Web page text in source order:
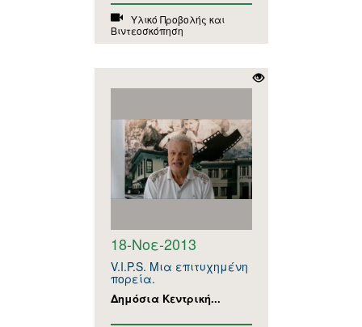
Υλικό Προβολής και
Βιντεοσκόπηση
18-Νοε-2013
V.I.P.S. Μια επιτυχημένη
πορεία.
Δημόσια Κεντρική...